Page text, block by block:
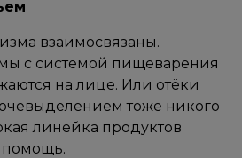
взаимосвязаны.
с системой пищеварения
на лице. Или отёки
тоже никого
линейка продуктов
⠀